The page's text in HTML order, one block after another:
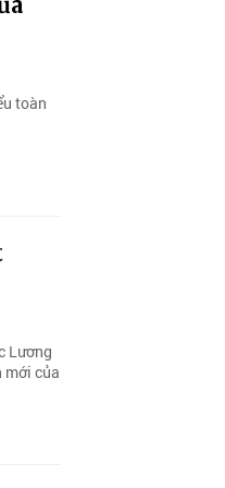
toàn
Lương
mới của